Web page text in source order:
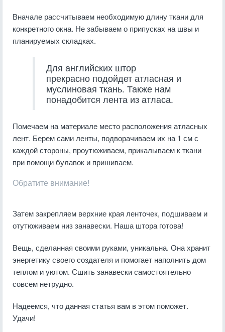
Вначале рассчитываем необходимую длину ткани для
конкретного окна. Не забываем о припусках на швы и
планируемых складках.
Для английских штор
прекрасно подойдет атласная и
муслиновая ткань. Также нам
понадобится лента из атласа.
Помечаем на материале место расположения атласных
лент. Берем сами ленты, подворачиваем их на 1 см с
каждой стороны, проутюживаем, прикалываем к ткани
при помощи булавок и пришиваем.
Обратите внимание!
Затем закрепляем верхние края ленточек, подшиваем и
отутюживаем низ занавески. Наша штора готова!
Вещь, сделанная своими руками, уникальна. Она хранит
энергетику своего создателя и помогает наполнить дом
теплом и уютом. Сшить занавески самостоятельно
совсем нетрудно.
Надеемся, что данная статья вам в этом поможет.
Удачи!